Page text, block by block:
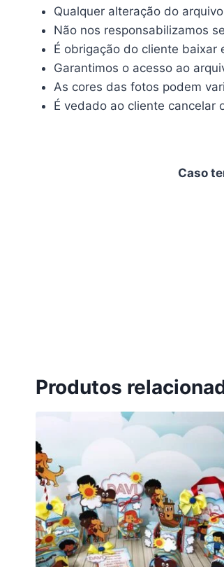
Qualquer alteração do
Não nos responsabilizamos
É obrigação do cliente baixar
Garantimos o acesso ao
As cores das fotos podem
É vedado ao cliente
Caso
Produtos